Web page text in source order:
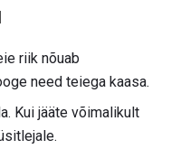
riik nõuab
need teiega kaasa.
Kui jääte võimalikult